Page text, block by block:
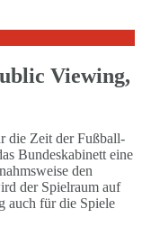
Viewing,
die Zeit der Fußball-
Bundeskabinett eine
den
der Spielraum auf
auch für die Spiele